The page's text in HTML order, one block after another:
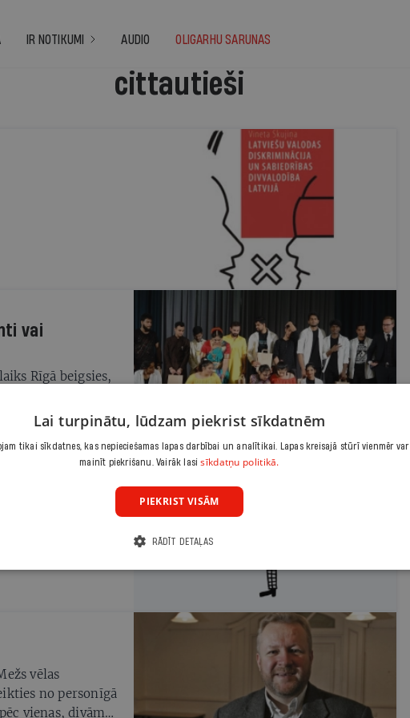
IR NOTIKUMI AUDIO OLIGARHU SARUNAS
cittautieši
vai
Rīgā beigsies,
ir
draudiem
provokācijas
Rīgā, raisa
vēlas
no personīgā
vienas, divām
Lai turpinātu, lūdzam piekrist sīkdatnēm
tikai sīkdatnes, kas nepieciešamas lapas darbībai un analītikai. Lapas kreisajā stūrī vienmēr var
mainīt piekrišanu. Vairāk lasisīkdatņu politikā.
PIEKRIST VISĀM
RĀDĪT DETAĻAS